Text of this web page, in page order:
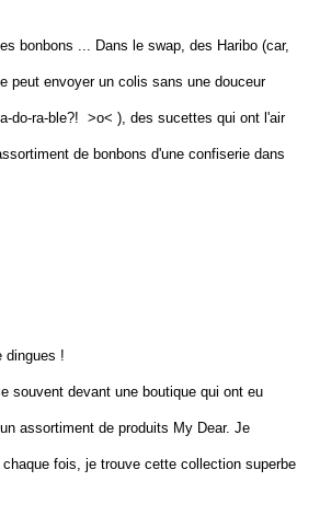
bonbons ... Dans le swap, des Haribo (car,
peut envoyer un colis sans une douceur
do-ra-ble?! >o< ), des sucettes qui ont l'air
de bonbons d'une confiserie dans
dingues !
souvent devant une boutique qui ont eu
assortiment de produits My Dear. Je
fois, je trouve cette collection superbe